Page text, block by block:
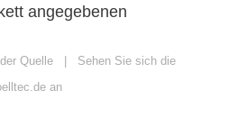
angegebenen
Quelle
Sehen Sie sich die
an